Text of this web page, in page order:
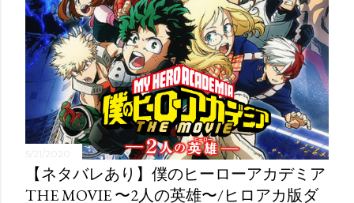
5/21/2020
【ネタバレあり】僕のヒーローアカデミア
THE MOVIE 〜2人の英雄〜/ヒロアカ版ダ